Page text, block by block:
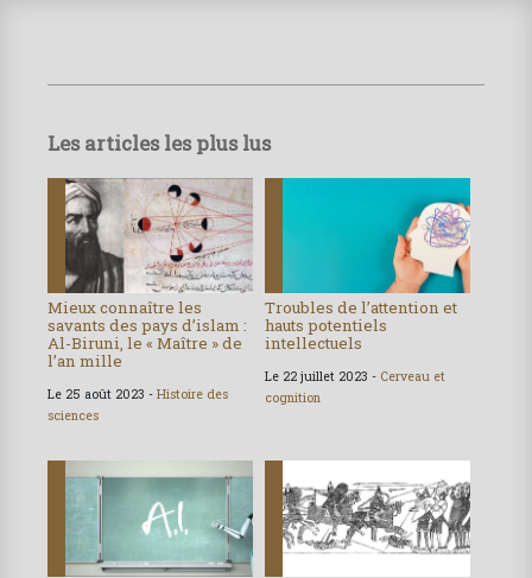
Les articles les plus lus
Mieux connaître les
savants des pays d’islam :
Al-Biruni, le « Maître » de
l’an mille
Le 25 août 2023 - Histoire des
sciences
Troubles de l’attention et
hauts potentiels
intellectuels
Le 22 juillet 2023 - Cerveau et
cognition